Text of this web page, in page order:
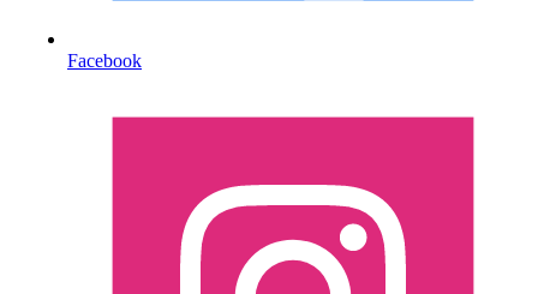
Facebook